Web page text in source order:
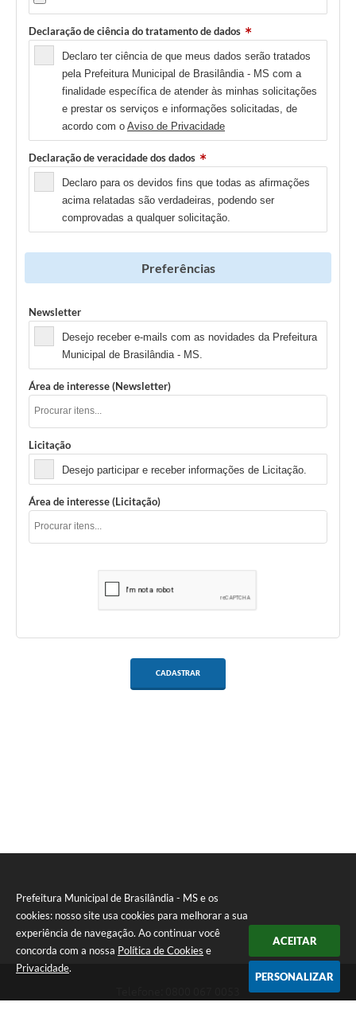
Prefeitura Municipal de Brasilândia - MS e os
cookies: nosso site usa cookies para melhorar a sua
experiência de navegação. Ao continuar você
concorda com a nossa Política de Cookies e
Privacidade.
ACEITAR
PERSONALIZAR
Declaração de ciência do tratamento de dados
Declaro ter ciência de que meus dados serão tratados
pela Prefeitura Municipal de Brasilândia - MS com a
finalidade específica de atender às minhas solicitações
e prestar os serviços e informações solicitadas, de
acordo com o Aviso de Privacidade
Declaração de veracidade dos dados
Declaro para os devidos fins que todas as afirmações
acima relatadas são verdadeiras, podendo ser
comprovadas a qualquer solicitação.
Preferências
Newsletter
Desejo receber e-mails com as novidades da Prefeitura
Municipal de Brasilândia - MS.
Área de interesse (Newsletter)
Licitação
Desejo participar e receber informações de Licitação.
Área de interesse (Licitação)
CADASTRAR